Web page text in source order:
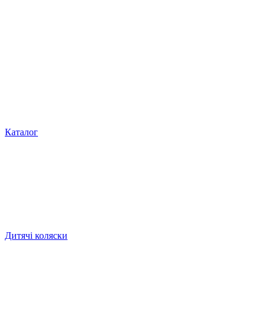
Каталог
Дитячі коляски